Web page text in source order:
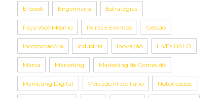
E-book Engenharia Estratégias
Faça Você Mesmo Feiras e Eventos Gestão
Incorporadora Indústria Inovação LIVEs HALO
Marca Marketing Marketing de Conteúdo
Marketing Digital Mercado Imobiliário Notoriedade